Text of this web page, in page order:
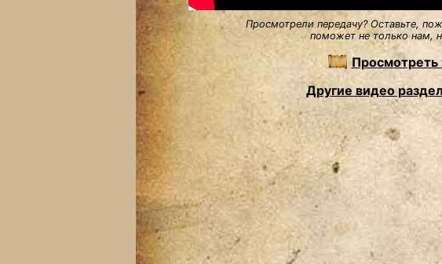
Просмотрели передачу? Оставьте,
поможет не только нам,
Просмотреть
Другие видео